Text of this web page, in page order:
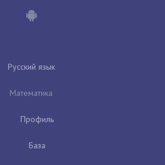
Русский язык
Математика
Профиль
База